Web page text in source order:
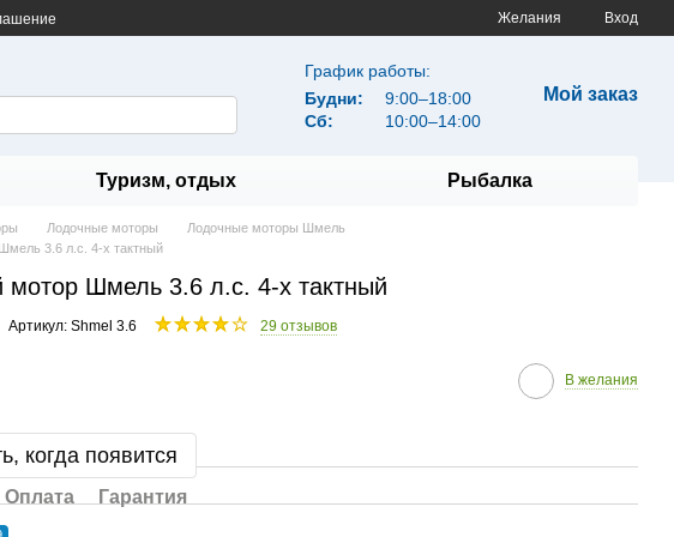
Желания Вход
График работы:
Будни:
9:00–18:00
Сб:
10:00–14:00
Мой заказ
Туризм, отдых Рыбалка
Лодочные моторы
Лодочные моторы Шмель
3.6 л.с. 4-х тактный
мотор Шмель 3.6 л.с. 4-х тактный
Артикул: Shmel 3.6 29 отзывов
В желания
когда появится
Оплата
Гарантия